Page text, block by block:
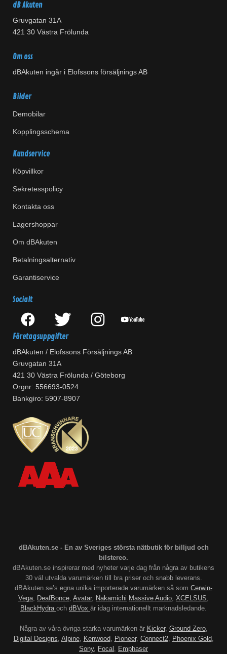
dB Akuten
Gruvgatan 31A
421 30 Västra Frölunda
Om oss
dBAkuten ingår i Elofssons försäljnings AB
Bilder
Demobilar
Kopplingsschema
Kundservice
Köpvillkor
Sekretesspolicy
Kontakta oss
Lagershoppar
Om dBAkuten
Betalningsalternativ
Garantiservice
Socialt
Företagsuppgifter
dBAkuten / Elofssons Försäljnings AB
Gruvgatan 31A
421 30 Västra Frölunda / Göteborg
Orgnr: 556693-0524
Bankgiro: 5907-8907
dBAkuten.se - En av Sveriges största nätbutik för billjud och
bilstereo.
dBAkuten.se inspirerar med nyheter varje dag från några av butikens
30 väl utvalda varumärken till bra priser och snabb leverans.
dBAkuten.se’s egna unika importerade varumärken så som Cerwin-
Vega, DeafBonce, Avatar, Nakamichi Massive Audio, XCELSUS,
BlackHydra och dBVox är idag internationellt marknadsledande.
Några av våra övriga starka varumärken är Kicker, Ground Zero,
Digital Designs, Alpine, Kenwood, Pioneer, Connect2, Phoenix Gold,
Sony, Focal , Emphaser